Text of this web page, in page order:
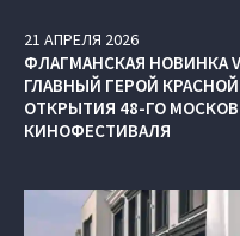
21 АПРЕЛЯ 2026
ФЛАГМАНСКАЯ НОВИНКА
ГЛАВНЫЙ ГЕРОЙ
ОТКРЫТИЯ 48-ГО
КИНОФЕСТИВАЛЯ